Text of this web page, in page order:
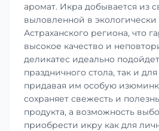
аромат. Икра добывается из
выловленной в экологически
Астраханского региона, что
высокое качество и
деликатес идеально
праздничного стола, так и
придавая им особую
сохраняет свежесть и
продукта, а возможность
приобрести икру как для